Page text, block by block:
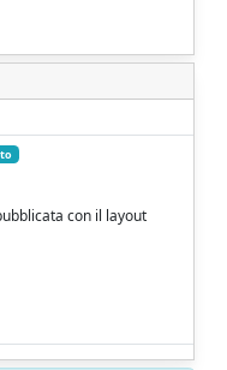
con il layout